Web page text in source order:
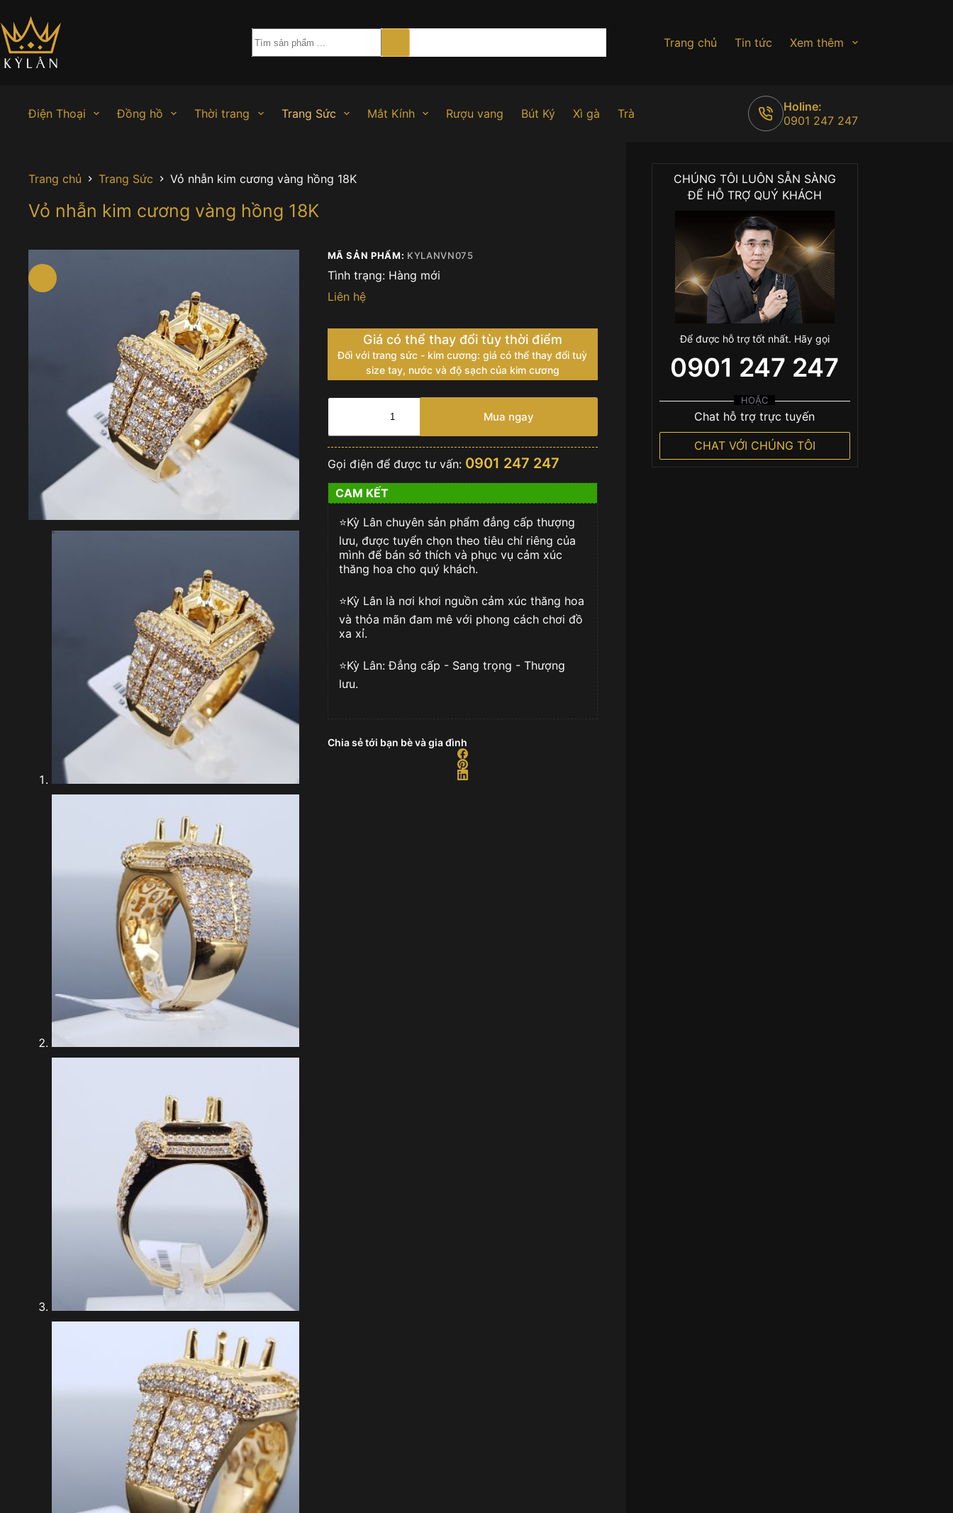
đến
phần
nội
dung
Trang chủ Tin tức Xem thêm
Điện Thoại Đồng hồ Thời trang Trang Sức Mắt Kính Rượu vang Bút Ký Xì gà Trà
Holine:
0901 247 247
Trang chủ Trang Sức Vỏ nhẫn kim cương vàng hồng 18K
Vỏ nhẫn kim cương vàng hồng 18K
MÃ SẢN PHẨM: KYLANVN075
Tình trạng: Hàng mới
Liên hệ
Giá có thể thay đổi tùy thời điểm
Đối với trang sức - kim cương: giá có thể thay đổi tuỳ
size tay, nước và độ sạch của kim cương
Vỏ
vàng
hồng
18K
số
Mua ngay
Gọi điện để được tư vấn: 0901 247 247
CAM KẾT
⭐️Kỳ Lân chuyên sản phẩm đẳng cấp thượng
lưu, được tuyển chọn theo tiêu chí riêng của
mình để bán sở thích và phục vụ cảm xúc
thăng hoa cho quý khách.
⭐️Kỳ Lân là nơi khơi nguồn cảm xúc thăng hoa
và thỏa mãn đam mê với phong cách chơi đồ
xa xỉ.
⭐️Kỳ Lân: Đẳng cấp - Sang trọng - Thượng
lưu.
Chia sẻ tới bạn bè và gia đình
CHÚNG TÔI LUÔN SẴN SÀNG
ĐỂ HỖ TRỢ QUÝ KHÁCH
Để được hỗ trợ tốt nhất. Hãy gọi
0901 247 247
HOẶC
Chat hỗ trợ trực tuyến
CHAT VỚI CHÚNG TÔI